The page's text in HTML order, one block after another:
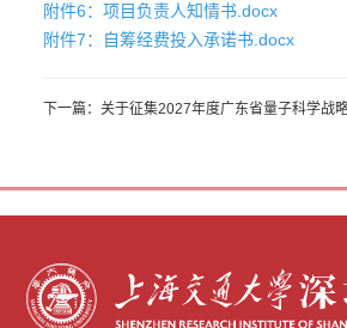
附件6：项目负责人知情书.docx
附件7：自筹经费投入承诺书.docx
下一篇：关于征集2027年度广东省量子科学战